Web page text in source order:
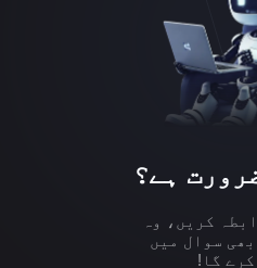
ہے؟
کریں، وہ
سوال میں
کرے گا!